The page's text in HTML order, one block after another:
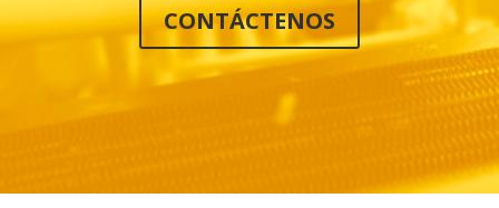
CONTÁCTENOS